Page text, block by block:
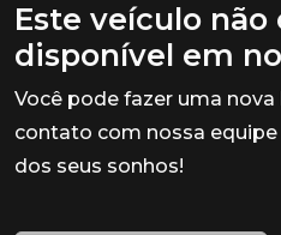
Este veículo não
disponível em
Você pode fazer uma
contato com nossa
dos seus sonhos!